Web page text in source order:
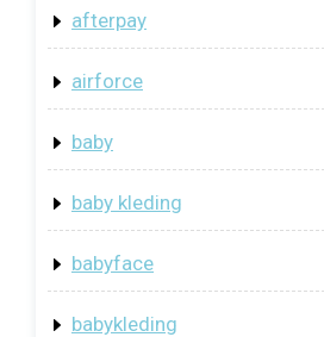
afterpay
airforce
baby
baby kleding
babyface
babykleding